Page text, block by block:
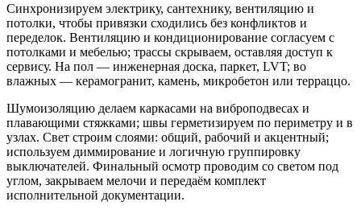
Синхронизируем электрику, сантехнику, вентиляцию и
потолки, чтобы привязки сходились без конфликтов и
переделок. Вентиляцию и кондиционирование согласуем с
потолками и мебелью; трассы скрываем, оставляя доступ к
сервису. На пол — инженерная доска, паркет, LVT; во
влажных — керамогранит, камень, микробетон или терраццо.
Шумоизоляцию делаем каркасами на виброподвесах и
плавающими стяжками; швы герметизируем по периметру и в
узлах. Свет строим слоями: общий, рабочий и акцентный;
используем диммирование и логичную группировку
выключателей. Финальный осмотр проводим со светом под
углом, закрываем мелочи и передаём комплект
исполнительной документации.